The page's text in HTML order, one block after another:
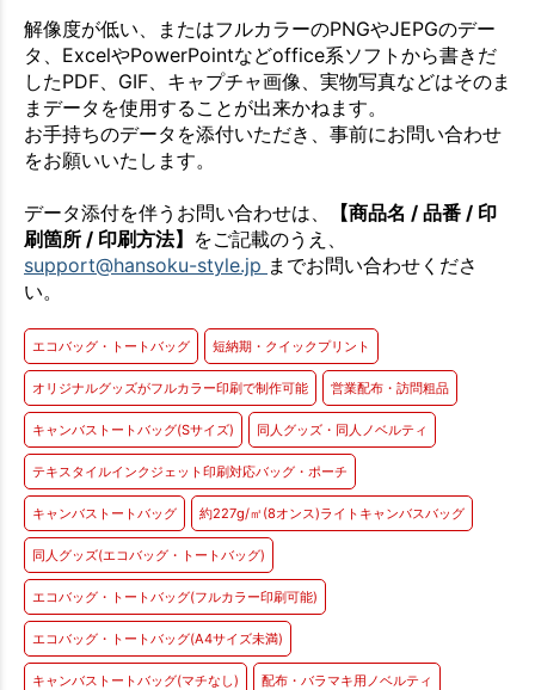
解像度が低い、またはフルカラーのPNGやJEPGのデー
タ、ExcelやPowerPointなどoffice系ソフトから書きだ
したPDF、GIF、キャプチャ画像、実物写真などはそのま
まデータを使用することが出来かねます。
お手持ちのデータを添付いただき、事前にお問い合わせ
をお願いいたします。
データ添付を伴うお問い合わせは、
【商品名 / 品番 / 印
刷箇所 / 印刷方法】 をご記載のうえ、
support@hansoku-style.jp までお問い合わせくださ
い。
エコバッグ・トートバッグ 短納期・クイックプリント
オリジナルグッズがフルカラー印刷で制作可能 営業配布・訪問粗品
キャンバストートバッグ(Sサイズ) 同人グッズ・同人ノベルティ
テキスタイルインクジェット印刷対応バッグ・ポーチ
キャンバストートバッグ 約227g/㎡(8オンス)ライトキャンバスバッグ
同人グッズ(エコバッグ・トートバッグ)
エコバッグ・トートバッグ(フルカラー印刷可能)
エコバッグ・トートバッグ(A4サイズ未満)
キャンバストートバッグ(マチなし) 配布・バラマキ用ノベルティ